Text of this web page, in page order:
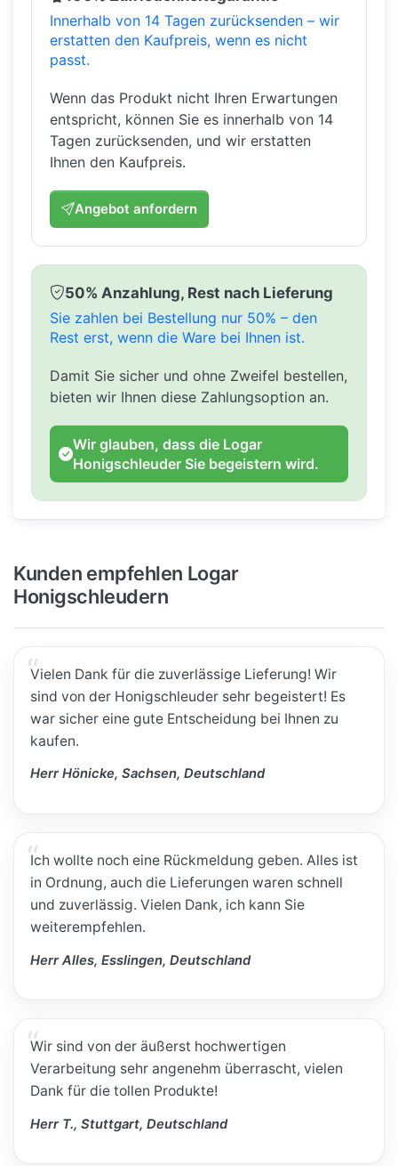
Innerhalb von 14 Tagen zurücksenden – wir
erstatten den Kaufpreis, wenn es nicht
passt.
Wenn das Produkt nicht Ihren Erwartungen
entspricht, können Sie es innerhalb von 14
Tagen zurücksenden, und wir erstatten
Ihnen den Kaufpreis.
Angebot anfordern
50% Anzahlung, Rest nach Lieferung
Sie zahlen bei Bestellung nur 50% – den
Rest erst, wenn die Ware bei Ihnen ist.
Damit Sie sicher und ohne Zweifel bestellen,
bieten wir Ihnen diese Zahlungsoption an.
Wir glauben, dass die Logar
Honigschleuder Sie begeistern wird.
Kunden empfehlen Logar
Honigschleudern
Vielen Dank für die zuverlässige Lieferung! Wir
sind von der Honigschleuder sehr begeistert! Es
war sicher eine gute Entscheidung bei Ihnen zu
kaufen.
Herr Hönicke, Sachsen, Deutschland
Ich wollte noch eine Rückmeldung geben. Alles ist
in Ordnung, auch die Lieferungen waren schnell
und zuverlässig. Vielen Dank, ich kann Sie
weiterempfehlen.
Herr Alles, Esslingen, Deutschland
Wir sind von der äußerst hochwertigen
Verarbeitung sehr angenehm überrascht, vielen
Dank für die tollen Produkte!
Herr T., Stuttgart, Deutschland